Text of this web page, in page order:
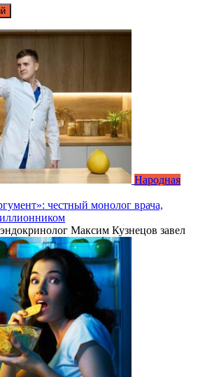
Народная
честный монолог врача,
Максим Кузнецов завел